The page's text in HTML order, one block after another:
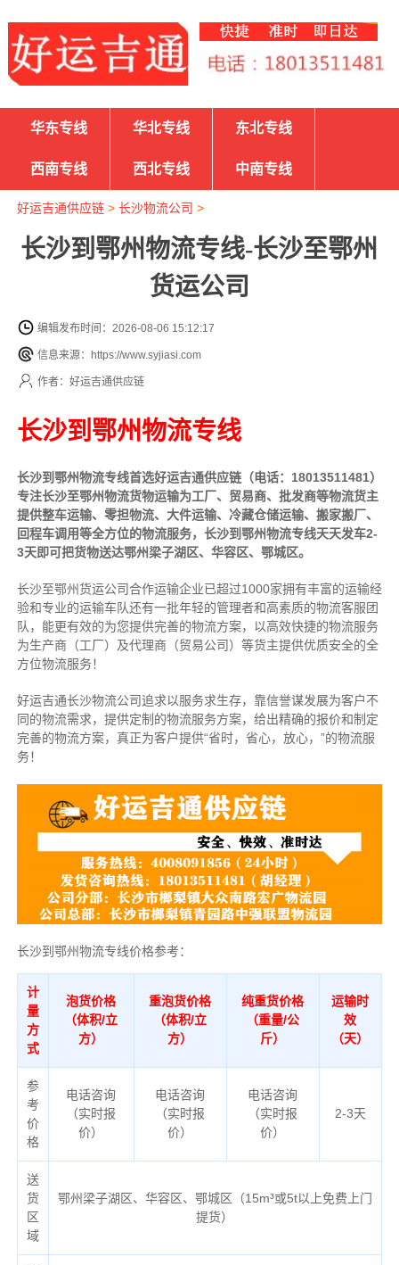
华东专线 华北专线 东北专线
西南专线 西北专线 中南专线
好运吉通供应链> 长沙物流公司 >
长沙到鄂州物流专线-长沙至鄂州
货运公司
编辑发布时间：2026-08-06 15:12:17
信息来源：https://www.syjiasi.com
作者：好运吉通供应链
长沙到鄂州物流专线
长沙到鄂州物流专线首选好运吉通供应链（电话：18013511481）
专注长沙至鄂州物流货物运输为工厂、贸易商、批发商等物流货主
提供整车运输、零担物流、大件运输、冷藏仓储运输、搬家搬厂、
回程车调用等全方位的物流服务，长沙到鄂州物流专线天天发车2-
3天即可把货物送达鄂州梁子湖区、华容区、鄂城区。
长沙至鄂州货运公司合作运输企业已超过1000家拥有丰富的运输经
验和专业的运输车队还有一批年轻的管理者和高素质的物流客服团
队，能更有效的为您提供完善的物流方案，以高效快捷的物流服务
为生产商（工厂）及代理商（贸易公司）等货主提供优质安全的全
方位物流服务！
好运吉通长沙物流公司追求以服务求生存，靠信誉谋发展为客户不
同的物流需求，提供定制的物流服务方案，给出精确的报价和制定
完善的物流方案，真正为客户提供“省时，省心，放心，”的物流服
务！
长沙到鄂州物流专线价格参考：
计
量
方
式
泡货价格
（体积/立
方）
重泡货价格
（体积/立
方）
纯重货价格
（重量/公
斤）
运输时
效
（天）
参
考
价
格
电话咨询
（实时报
价）
电话咨询
（实时报
价）
电话咨询
（实时报
价）
2-3天
送
货
区
域
鄂州梁子湖区、华容区、鄂城区（15m³或5t以上免费上门
提货）